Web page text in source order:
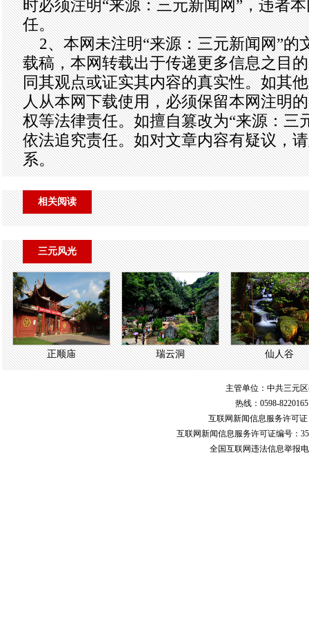
时必须注明“来源：三元新闻网”，违者
任。
2、本网未注明“来源：三元新闻网”的
载稿，本网转载出于传递更多信息之目
同其观点或证实其内容的真实性。如其
人从本网下载使用，必须保留本网注明
权等法律责任。如擅自篡改为“来源：三
依法追究责任。如对文章内容有疑议，
系。
相关阅读
三元风光
正顺庙 瑞云洞 仙人谷
主管单位：中共三元
热线：0598-
互联网新闻信息服务许可证
互联网新闻信息服务许可证编号：
全国互联网违法信息举报